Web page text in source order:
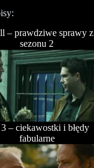
– prawdziwe sprawy z
sezonu 2
– ciekawostki i błędy
fabularne